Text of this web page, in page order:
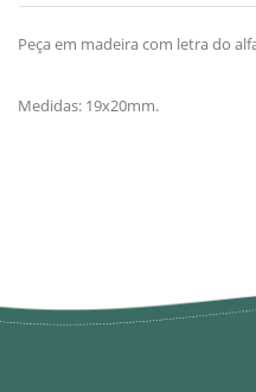
Peça em madeira com letra do
Medidas: 19x20mm.